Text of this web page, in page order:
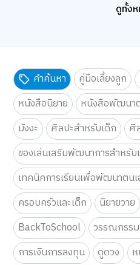
ดูทั้ง
คำค้นหา คู่มือเลี้ยงลูก
หนังสือนิยาย
หนังสือพัฒนา
มังงะ
ศิลปะสำหรับเด็ก
ศิ
ของเล่นเสริมพัฒนาการสำหรับ
เทคนิคการเรียนเพื่อพัฒนาตนเ
ครอบครัวและเด็ก
นิยายวาย
BackToSchool
วรรณกรร
การเงินการลงทุน
ดูดวง